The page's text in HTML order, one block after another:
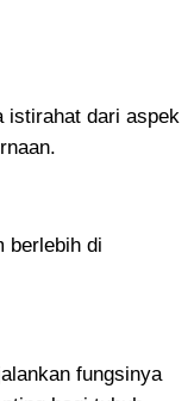
istirahat dari aspek
berlebih di
fungsinya